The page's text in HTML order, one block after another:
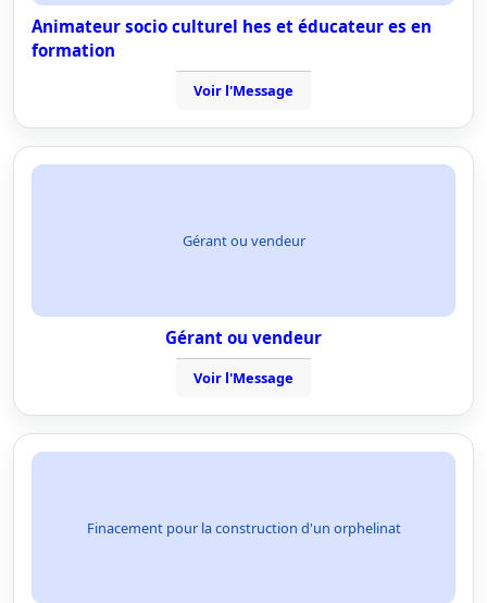
Animateur socio culturel hes et éducateur es en
formation
Voir l'Message
Gérant ou vendeur
Gérant ou vendeur
Voir l'Message
Finacement pour la construction d'un orphelinat